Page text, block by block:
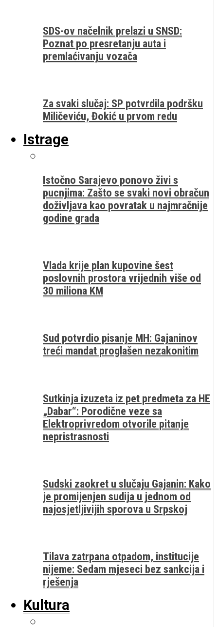
SDS-ov načelnik prelazi u SNSD:
Poznat po presretanju auta i
premlaćivanju vozača
Za svaki slučaj: SP potvrdila podršku
Miličeviću, Đokić u prvom redu
Istrage
Istočno Sarajevo ponovo živi s
pucnjima: Zašto se svaki novi obračun
doživljava kao povratak u najmračnije
godine grada
Vlada krije plan kupovine šest
poslovnih prostora vrijednih više od
30 miliona KM
Sud potvrdio pisanje MH: Gajaninov
treći mandat proglašen nezakonitim
Sutkinja izuzeta iz pet predmeta za HE
„Dabar“: Porodične veze sa
Elektroprivredom otvorile pitanje
nepristrasnosti
Sudski zaokret u slučaju Gajanin: Kako
je promijenjen sudija u jednom od
najosjetljivijih sporova u Srpskoj
Tilava zatrpana otpadom, institucije
nijeme: Sedam mjeseci bez sankcija i
rješenja
Kultura